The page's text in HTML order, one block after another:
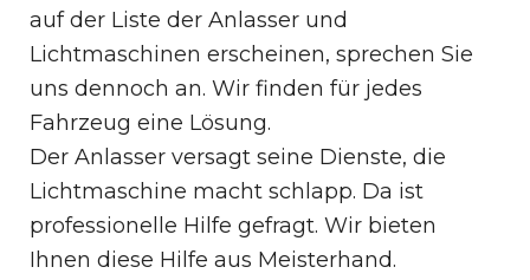
auf der Liste der Anlasser und
Lichtmaschinen erscheinen, sprechen Sie
uns dennoch an. Wir finden für jedes
Fahrzeug eine Lösung.
Der Anlasser versagt seine Dienste, die
Lichtmaschine macht schlapp. Da ist
professionelle Hilfe gefragt. Wir bieten
Ihnen diese Hilfe aus Meisterhand.